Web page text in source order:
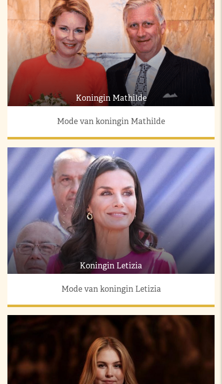
Koningin Mathilde
Mode van koningin Mathilde
Koningin Letizia
Mode van koningin Letizia